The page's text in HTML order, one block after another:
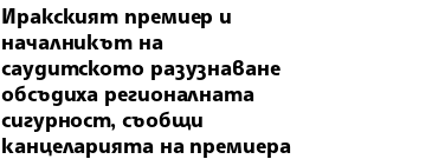
Иракският премиер и
началникът на
саудитското разузнаване
обсъдиха регионалната
сигурност, съобщи
канцеларията на премиера